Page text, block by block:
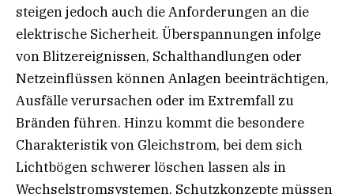
steigen jedoch auch die Anforderungen an die
elektrische Sicherheit. Überspannungen infolge
von Blitzereignissen, Schalthandlungen oder
Netzeinflüssen können Anlagen beeinträchtigen,
Ausfälle verursachen oder im Extremfall zu
Bränden führen. Hinzu kommt die besondere
Charakteristik von Gleichstrom, bei dem sich
Lichtbögen schwerer löschen lassen als in
Wechselstromsystemen. Schutzkonzepte müssen